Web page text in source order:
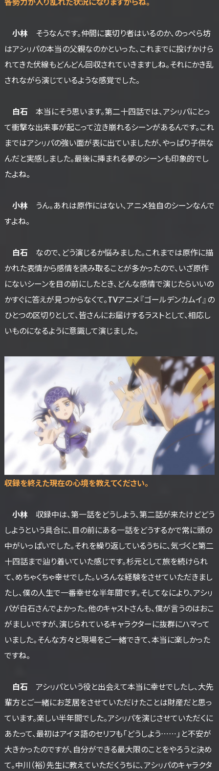
小林 そうなんです。仲間に裏切り者はいるのか、のっぺら坊
はアシㇼパの本当の父親なのかといった、これまでに投げかけら
れてきた伏線もどんどん回収されていきますしね。それにかき乱
されながら演じているような感覚でした。
白石 本当にそう思います。第二十四話では、アシㇼパにとっ
て衝撃な出来事が起こって泣き崩れるシーンがあるんです。これ
まではアシㇼパの強い面が表に出ていましたが、やっぱり子供な
んだと実感しました。最後に挿まれる夢のシーンも印象的でし
たよね。
小林うん。あれは原作にはない、アニメ独自のシーンなんで
すよね。
白石 なので、どう演じるか悩みました。これまでは原作に描
かれた表情から感情を読み取ることが多かったので、いざ原作
にないシーンを目の前にしたとき、どんな感情で演じたらいいの
かすぐに答えが見つからなくて。TVアニメ『ゴールデンカムイ』の
ひとつの区切りとして、皆さんにお届けするラストとして、相応し
いものになるように意識して演じました。
――収録を終えた現在の心境を教えてください。
小林収録中は、第一話をどうしよう、第二話が来たけどどう
しようという具合に、目の前にある一話をどうするかで常に頭の
中がいっぱいでした。それを繰り返しているうちに、気づくと第二
十四話まで辿り着いていた感じです。杉元として旅を続けられ
て、めちゃくちゃ幸せでした。いろんな経験をさせていただきまし
たし、僕の人生で一番幸せな半年間です。そしてなにより、アシㇼ
パが白石さんでよかった。他のキャストさんも、僕が言うのはおこ
がましいですが、演じられているキャラクターに抜群にハマって
いました。そんな方々と現場をご一緒できて、本当に楽しかった
ですね。
白石 アシㇼパという役と出会えて本当に幸せでしたし、大先
輩方とご一緒にお芝居をさせていただけたことは財産だと思っ
ています。楽しい半年間でした。アシㇼパを演じさせていただくに
あたって、最初はアイヌ語のセリフも「どうしよう……」と不安が
大きかったのですが、自分ができる最大限のことをやろうと決め
て。中川（裕）先生に教えていただくうちに、アシㇼパのキャラクタ